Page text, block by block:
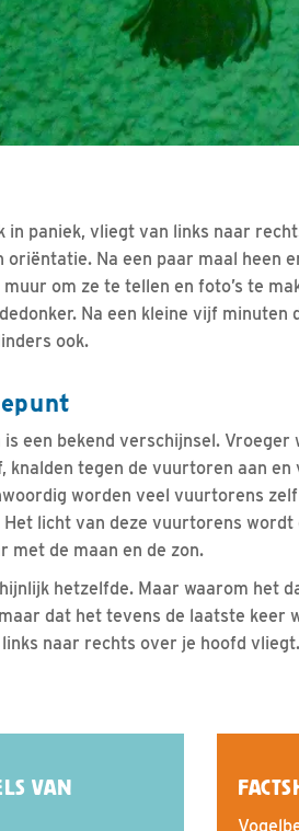
in paniek, vliegt van links naar
Na een paar maal heen
om ze te tellen en foto’s te
Na een kleine vijf minuten
ook.
een bekend verschijnsel.
knalden tegen de vuurtoren aan
worden veel vuurtorens
licht van deze vuurtorens wordt
de maan en de zon.
hetzelfde. Maar waarom het
dat het tevens de laatste keer
links naar rechts over je hoofd vliegt.
VAN